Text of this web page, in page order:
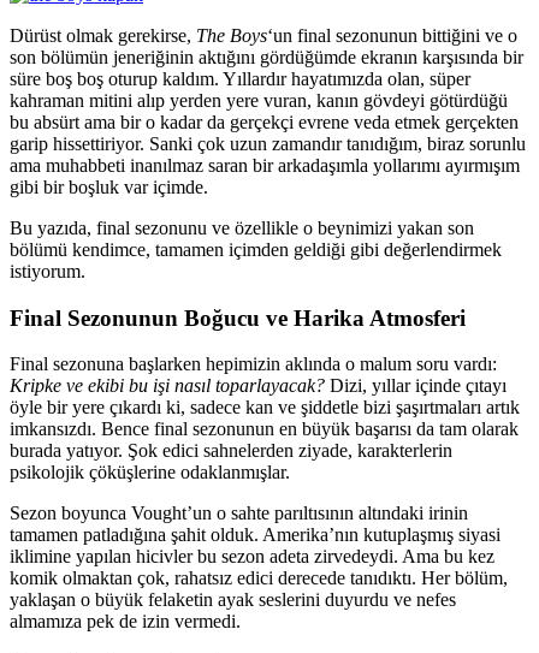
Dürüst olmak gerekirse, The Boys‘un final sezonunun bittiğini ve o
son bölümün jeneriğinin aktığını gördüğümde ekranın karşısında bir
süre boş boş oturup kaldım. Yıllardır hayatımızda olan, süper
kahraman mitini alıp yerden yere vuran, kanın gövdeyi götürdüğü
bu absürt ama bir o kadar da gerçekçi evrene veda etmek gerçekten
garip hissettiriyor. Sanki çok uzun zamandır tanıdığım, biraz sorunlu
ama muhabbeti inanılmaz saran bir arkadaşımla yollarımı ayırmışım
gibi bir boşluk var içimde.
Bu yazıda, final sezonunu ve özellikle o beynimizi yakan son
bölümü kendimce, tamamen içimden geldiği gibi değerlendirmek
istiyorum.
Final Sezonunun Boğucu ve Harika Atmosferi
Final sezonuna başlarken hepimizin aklında o malum soru vardı:
Kripke ve ekibi bu işi nasıl toparlayacak? Dizi, yıllar içinde çıtayı
öyle bir yere çıkardı ki, sadece kan ve şiddetle bizi şaşırtmaları artık
imkansızdı. Bence final sezonunun en büyük başarısı da tam olarak
burada yatıyor. Şok edici sahnelerden ziyade, karakterlerin
psikolojik çöküşlerine odaklanmışlar.
Sezon boyunca Vought’un o sahte parıltısının altındaki irinin
tamamen patladığına şahit olduk. Amerika’nın kutuplaşmış siyasi
iklimine yapılan hicivler bu sezon adeta zirvedeydi. Ama bu kez
komik olmaktan çok, rahatsız edici derecede tanıdıktı. Her bölüm,
yaklaşan o büyük felaketin ayak seslerini duyurdu ve nefes
almamıza pek de izin vermedi.